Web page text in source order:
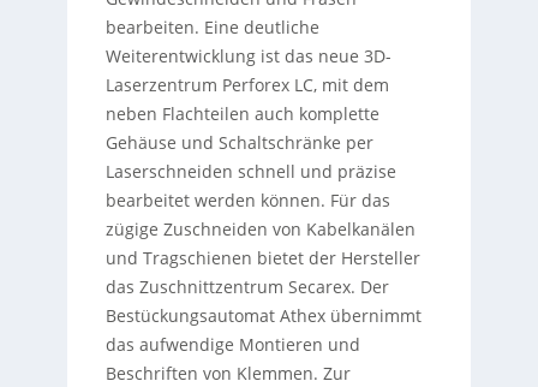
bearbeiten. Eine deutliche
Weiterentwicklung ist das neue 3D-
Laserzentrum Perforex LC, mit dem
neben Flachteilen auch komplette
Gehäuse und Schaltschränke per
Laserschneiden schnell und präzise
bearbeitet werden können. Für das
zügige Zuschneiden von Kabelkanälen
und Tragschienen bietet der Hersteller
das Zuschnittzentrum Secarex. Der
Bestückungsautomat Athex übernimmt
das aufwendige Montieren und
Beschriften von Klemmen. Zur